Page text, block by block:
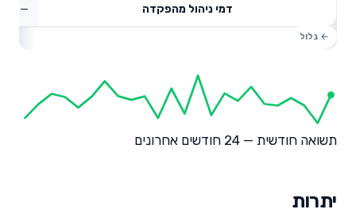
דמי ניהול מהפקדה —
תשואה חודשית — 24 חודשים אחרונים
יתרות